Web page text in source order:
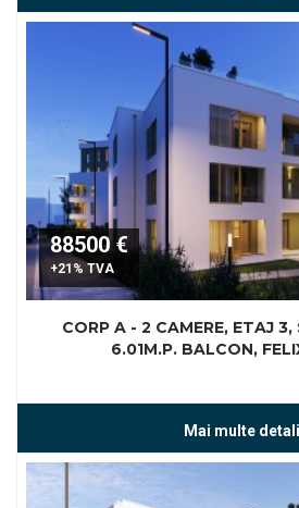
88500 €
+21% TVA
CORP A - 2 CAMERE, ETAJ
6.01M.P. BALCON,
Mai multe